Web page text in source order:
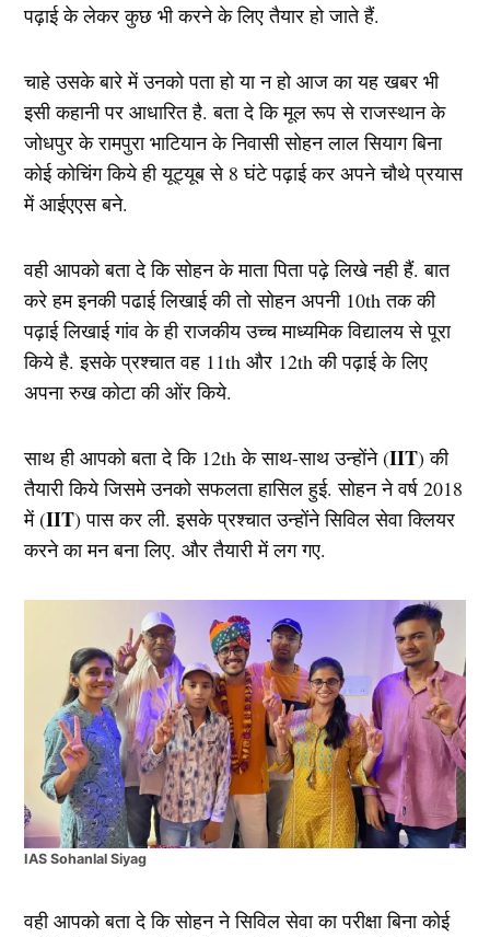
पढ़ाई के लेकर कुछ भी करने के लिए तैयार हो जाते हैं.
चाहे उसके बारे में उनको पता हो या न हो आज का यह खबर भी
इसी कहानी पर आधारित है. बता दे कि मूल रूप से राजस्थान के
जोधपुर के रामपुरा भाटियान के निवासी सोहन लाल सियाग बिना
कोई कोचिंग किये ही यूट्यूब से 8 घंटे पढ़ाई कर अपने चौथे प्रयास
में आईएएस बने.
वही आपको बता दे कि सोहन के माता पिता पढ़े लिखे नही हैं. बात
करे हम इनकी पढाई लिखाई की तो सोहन अपनी 10th तक की
पढ़ाई लिखाई गांव के ही राजकीय उच्च माध्यमिक विद्यालय से पूरा
किये है. इसके प्रश्चात वह 11th और 12th की पढ़ाई के लिए
अपना रुख कोटा की ओंर किये.
साथ ही आपको बता दे कि 12th के साथ-साथ उन्होंने (IIT) की
तैयारी किये जिसमे उनको सफलता हासिल हुई. सोहन ने वर्ष 2018
में (IIT) पास कर ली. इसके प्रश्चात उन्होंने सिविल सेवा क्लियर
करने का मन बना लिए. और तैयारी में लग गए.
IAS Sohanlal Siyag
वही आपको बता दे कि सोहन ने सिविल सेवा का परीक्षा बिना कोई